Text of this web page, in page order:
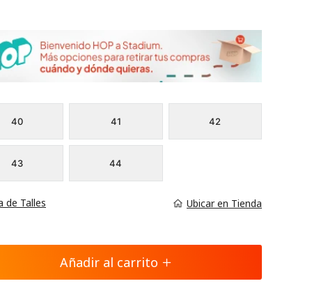
40 41 42
43 44
de Talles Ubicar en Tienda
Añadir al carrito